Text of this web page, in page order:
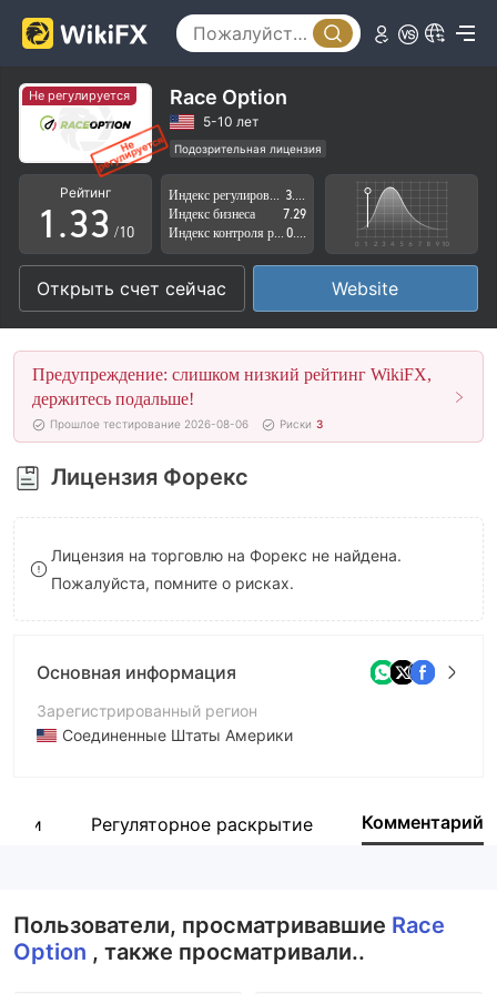
Не регулируется Race Option
5-10 лет
Подозрительная лицензия
Регион деятельности подозрителен
Высокие потенциальные риски
Рейтинг
0
1
2
3
4
5
6
7
8
9
.
0
1
2
3
4
5
6
7
8
9
0
1
2
3
4
5
6
7
8
9
/10
Индекс бизнеса
7.29
Открыть счет сейчас Website
Предупреждение: слишком низкий рейтинг WikiFX,
держитесь подальше!
Прошлое тестирование 2026-08-06 Риски 3
Лицензия Форекс
Лицензия на торговлю на Форекс не найдена.
Пожалуйста, помните о рисках.
Основная информация
Зарегистрированный регион
Соединенные Штаты Америки
КомпанияРегуляторное раскрытие Комментарий
Пользователи, просматривавшие Race
Option , также просматривали..